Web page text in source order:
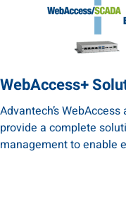
WebAccess+
Advantech’s
provide a complete
management to enable